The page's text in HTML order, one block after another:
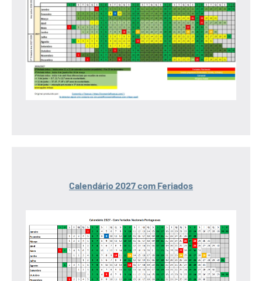
Calendário 2027 com Feriados